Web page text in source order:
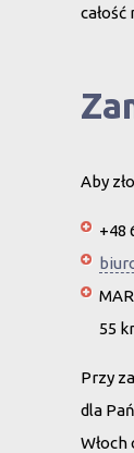
Aby
+48
55
Przy
dla